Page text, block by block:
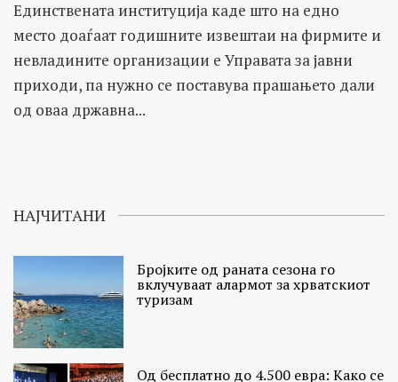
Единствената институција каде што на едно
место доаѓаат годишните извештаи на фирмите и
невладините организации е Управата за јавни
приходи, па нужно се поставува прашањето дали
од оваа државна...
НАЈЧИТАНИ
Бројките од раната сезона го
вклучуваат алармот за хрватскиот
туризам
Од бесплатно до 4.500 евра: Како се